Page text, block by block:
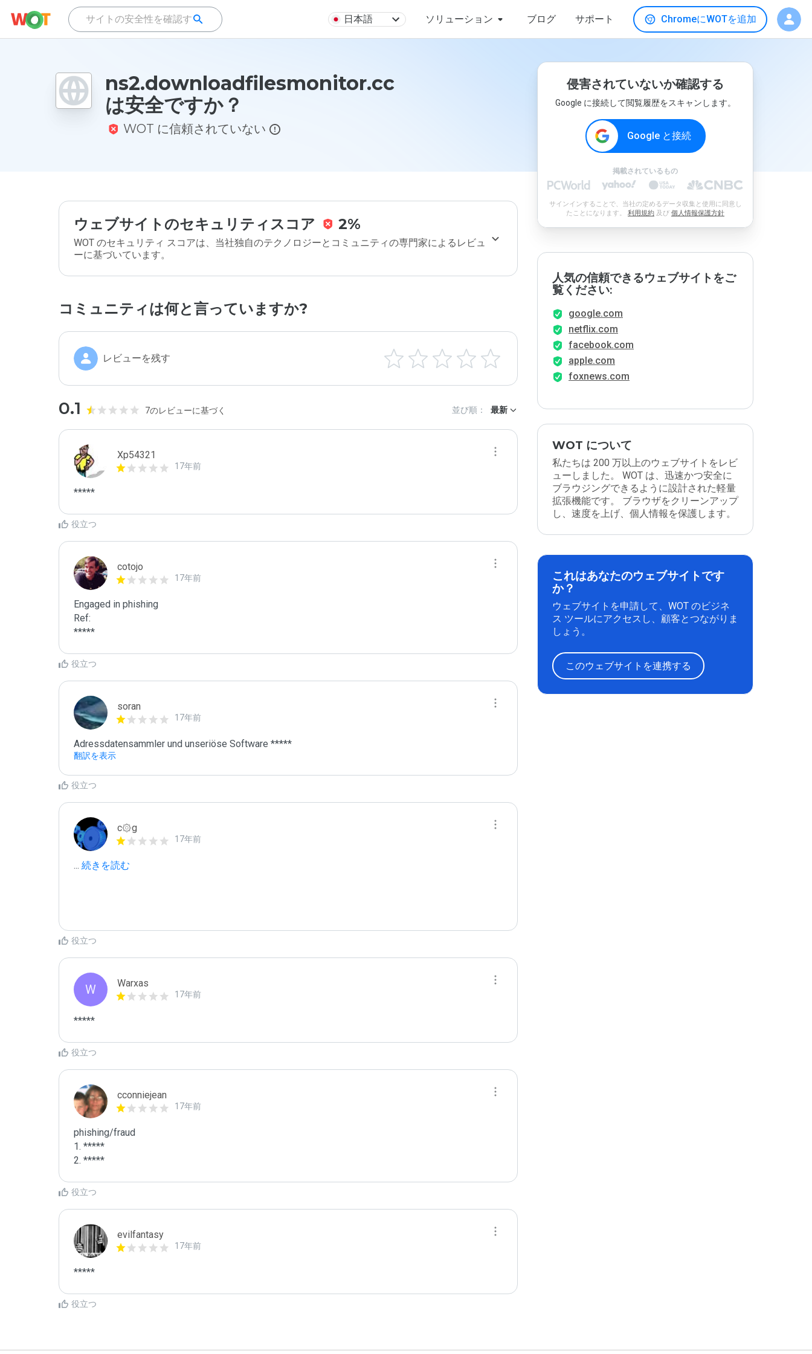
日本語 ソリューション ブログ サポート ChromeにWOTを追加
ns2.downloadfilesmonitor.cc
は安全ですか？
WOT に信頼されていない
ウェブサイトのセキュリティスコア 2%
WOT のセキュリティ スコアは、当社独自のテクノロジーとコミュニティの専門家によるレビュ
ーに基づいています。
コミュニティは何と言っていますか?
レビューを残す
0.1 7のレビューに基づく 並び順： 最新
Xp54321
17年前
*****
役立つ
cotojo
17年前
Engaged in phishing
Ref:
*****
役立つ
soran
17年前
翻訳を表示
役立つ
c۞g
17年前
... 続きを読む
役立つ
W Warxas
17年前
*****
役立つ
cconniejean
17年前
phishing/fraud
1. *****
2. *****
役立つ
evilfantasy
17年前
*****
役立つ
侵害されていないか確認する
Google に接続して閲覧履歴をスキャンします。
Google と接続
掲載されているもの
サインインすることで、当社の定めるデータ収集と使用に同意し
たことになります。 利用規約 及び 個人情報保護方針
人気の信頼できるウェブサイトをご
覧ください:
google.com
netflix.com
facebook.com
apple.com
foxnews.com
WOT について
私たちは 200 万以上のウェブサイトをレビ
ューしました。 WOT は、迅速かつ安全に
ブラウジングできるように設計された軽量
拡張機能です。 ブラウザをクリーンアップ
し、速度を上げ、個人情報を保護します。
これはあなたのウェブサイトです
か？
ウェブサイトを申請して、WOT のビジネ
ス ツールにアクセスし、顧客とつながりま
しょう。
このウェブサイトを連携する